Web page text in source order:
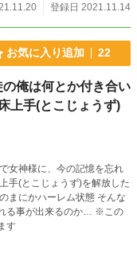
登録日 2021.11.14
お気に入り追加 22
俺は何とか付き合い
上手(とこじょうず)
女神様に、今の記憶を忘れ
手(とこじょうず)を解放した
まにかハーレム状態 そんな
が出来るのか… ※この
す